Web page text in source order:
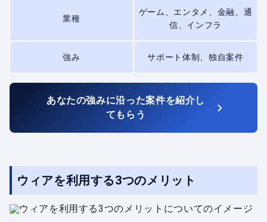
業種
ゲーム、エンタメ、金融、通
信、インフラ
強み サポート体制、独自案件
あなたの強みに沿った案件を紹介し
てもらう
ウィアを利用する3つのメリット